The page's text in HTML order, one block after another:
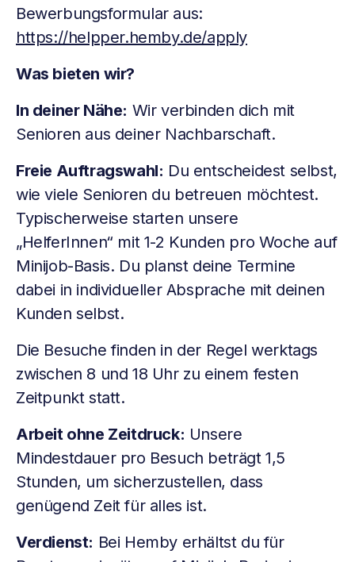
Bewerbungsformular aus:
https://helpper.hemby.de/apply
Was bieten wir?
In deiner Nähe: Wir verbinden dich mit
Senioren aus deiner Nachbarschaft.
Freie Auftragswahl: Du entscheidest selbst,
wie viele Senioren du betreuen möchtest.
Typischerweise starten unsere
„HelferInnen“ mit 1-2 Kunden pro Woche auf
Minijob-Basis. Du planst deine Termine
dabei in individueller Absprache mit deinen
Kunden selbst.
Die Besuche finden in der Regel werktags
zwischen 8 und 18 Uhr zu einem festen
Zeitpunkt statt.
Arbeit ohne Zeitdruck: Unsere
Mindestdauer pro Besuch beträgt 1,5
Stunden, um sicherzustellen, dass
genügend Zeit für alles ist.
Verdienst: Bei Hemby erhältst du für